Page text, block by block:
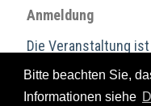
Bitte beachten Sie,
Informationen siehe
Anmeldung
Die Veranstaltung